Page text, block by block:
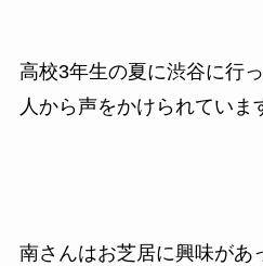
高校3年生の夏に渋谷に行
人から声をかけられていま
南さんはお芝居に興味があ